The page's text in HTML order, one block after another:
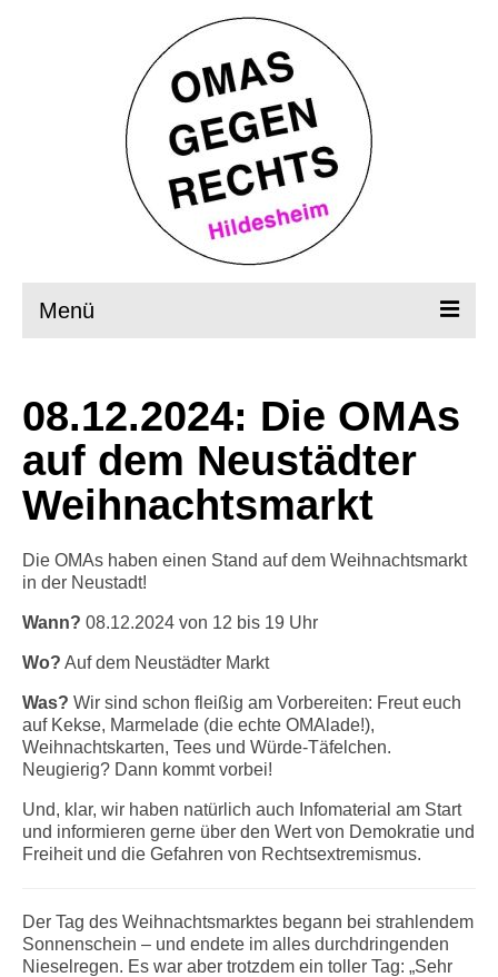
Menü
Wer, wie, was?
OMAS in Aktion
Info-Links gegen Rechts
08.12.2024: Die OMAs
auf dem Neustädter
Weihnachtsmarkt
Die OMAs haben einen Stand auf dem Weihnachtsmarkt
in der Neustadt!
Wann? 08.12.2024 von 12 bis 19 Uhr
Wo? Auf dem Neustädter Markt
Was? Wir sind schon fleißig am Vorbereiten: Freut euch
auf Kekse, Marmelade (die echte OMAlade!),
Weihnachtskarten, Tees und Würde-Täfelchen.
Neugierig? Dann kommt vorbei!
Und, klar, wir haben natürlich auch Infomaterial am Start
und informieren gerne über den Wert von Demokratie und
Freiheit und die Gefahren von Rechtsextremismus.
Der Tag des Weihnachtsmarktes begann bei strahlendem
Sonnenschein – und endete im alles durchdringenden
Nieselregen. Es war aber trotzdem ein toller Tag: „Sehr